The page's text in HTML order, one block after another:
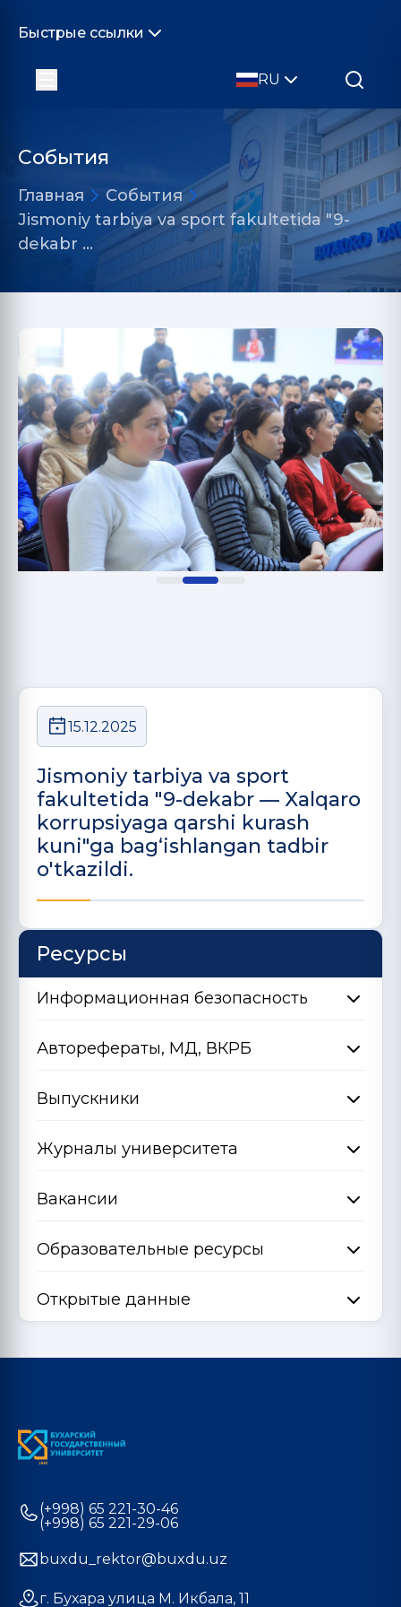
Быстрые ссылки
RU
События
Главная
События
Jismoniy tarbiya va sport fakultetida "9-
dekabr …
15.12.2025
Jismoniy tarbiya va sport
fakultetida "9-dekabr — Xalqaro
korrupsiyaga qarshi kurash
kuni"ga bag‘ishlangan tadbir
o'tkazildi.
Ресурсы
Информационная безопасность
Авторефераты, МД, ВКРБ
Выпускники
Журналы университета
Вакансии
Образовательные ресурсы
Открытые данные
(+998) 65 221-30-46
(+998) 65 221-29-06
buxdu_rektor@buxdu.uz
г. Бухара улица М. Икбала, 11